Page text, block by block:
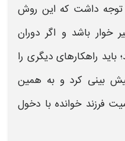
توجه داشت که این روش
خوار باشد و اگر دوران
راهکارهای دیگری را
بینی کرد و به همین
فرزند خواندهبا دخول